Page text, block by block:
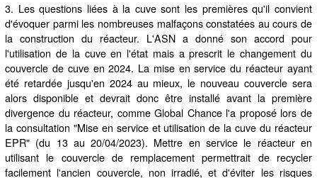
3. Les questions liées à la cuve sont les premières qu'il convient
d'évoquer parmi les nombreuses malfaçons constatées au cours de
la construction du réacteur. L'ASN a donné son accord pour
l'utilisation de la cuve en l'état mais a prescrit le changement du
couvercle de cuve en 2024. La mise en service du réacteur ayant
été retardée jusqu'en 2024 au mieux, le nouveau couvercle sera
alors disponible et devrait donc être installé avant la première
divergence du réacteur, comme Global Chance l'a proposé lors de
la consultation "Mise en service et utilisation de la cuve du réacteur
EPR" (du 13 au 20/04/2023). Mettre en service le réacteur en
utilisant le couvercle de remplacement permettrait de recycler
facilement l'ancien couvercle, non irradié, et d'éviter les risques